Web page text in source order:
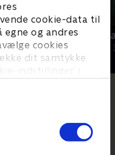
cookie-data til
og andres
cookies
dit samtykke
indstillinger’ i
Nytår hos
2018 • Livsstil •